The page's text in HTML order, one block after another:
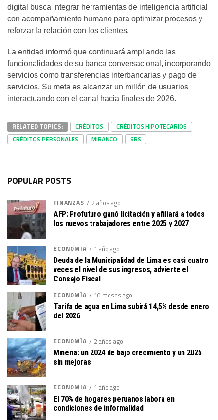
digital busca integrar herramientas de inteligencia artificial
con acompañamiento humano para optimizar procesos y
reforzar la relación con los clientes.
La entidad informó que continuará ampliando las
funcionalidades de su banca conversacional, incorporando
servicios como transferencias interbancarias y pago de
servicios. Su meta es alcanzar un millón de usuarios
interactuando con el canal hacia finales de 2026.
RELATED TOPICS: CRÉDITOS
CRÉDITOS HIPOTECARIOS
CRÉDITOS PERSONALES
MIBANCO SBS
POPULAR POSTS
FINANZAS 2 años ago
AFP: Profuturo ganó licitación y afiliará a todos
los nuevos trabajadores entre 2025 y 2027
ECONOMÍA 1 año ago
Deuda de la Municipalidad de Lima es casi cuatro
veces el nivel de sus ingresos, advierte el
Consejo Fiscal
ECONOMÍA
10 meses ago
Tarifa de agua en Lima subirá 14,5% desde enero
del 2026
ECONOMÍA 2 años ago
Minería: un 2024 de bajo crecimiento y un 2025
sin mejoras
ECONOMÍA 1 año ago
El 70% de hogares peruanos labora en
condiciones de informalidad